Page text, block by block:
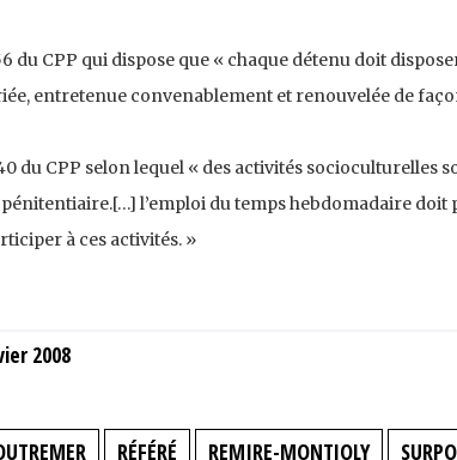
du CPP qui dispose que « chaque détenu doit
entretenue convenablement et renouvelée de
du CPP selon lequel « des activités socioculturelles
l’emploi du temps hebdomadaire doit
à ces activités. »
2008
RÉFÉRÉ REMIRE-MONTJOLY